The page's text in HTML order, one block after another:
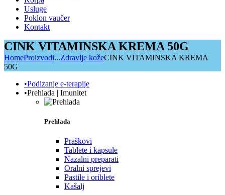
Usluge
Poklon vaučer
Kontakt
CINK VITAMINSKA KREMA 50G
HomeProizvodi...Zdravlje kožeCINK VITAMINSKA KREMA
50G
•Podizanje e-terapije
•Prehlada | Imunitet
Prehlada
Praškovi
Tablete i kapsule
Nazalni preparati
Oralni sprejevi
Pastile i oriblete
Kašalj